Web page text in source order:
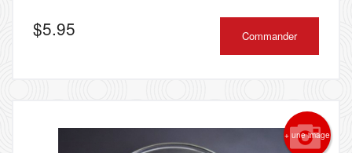
$5.95 Commander
+ une image